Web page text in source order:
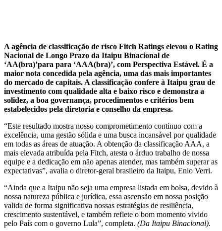
A agência de classificação de risco Fitch Ratings elevou o Rating
Nacional de Longo Prazo da Itaipu Binacional de
‘AA(bra)’para para ‘AAA(bra)’, com Perspectiva Estável. É a
maior nota concedida pela agência, uma das mais importantes
do mercado de capitais. A classificação confere à Itaipu grau de
investimento com qualidade alta e baixo risco e demonstra a
solidez, a boa governança, procedimentos e critérios bem
estabelecidos pela diretoria e conselho da empresa.
“Este resultado mostra nosso comprometimento contínuo com a
excelência, uma gestão sólida e uma busca incansável por qualidade
em todas as áreas de atuação. A obtenção da classificação AAA, a
mais elevada atribuída pela Fitch, atesta o árduo trabalho de nossa
equipe e a dedicação em não apenas atender, mas também superar as
expectativas”, avalia o diretor-geral brasileiro da Itaipu, Enio Verri.
“Ainda que a Itaipu não seja uma empresa listada em bolsa, devido à
nossa natureza pública e jurídica, essa ascensão em nossa posição
valida de forma significativa nossas estratégias de resiliência,
crescimento sustentável, e também reflete o bom momento vivido
pelo País com o governo Lula”, completa. (Da Itaipu Binacional).